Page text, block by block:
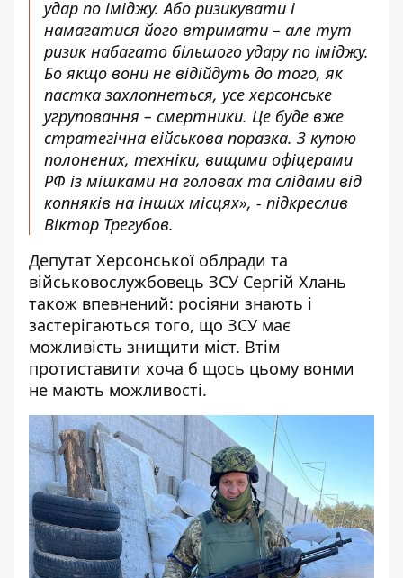
удар по іміджу. Або ризикувати і
намагатися його втримати – але тут
ризик набагато більшого удару по іміджу.
Бо якщо вони не відійдуть до того, як
пастка захлопнеться, усе херсонське
угруповання – смертники. Це буде вже
стратегічна військова поразка. З купою
полонених, техніки, вищими офіцерами
РФ із мішками на головах та слідами від
копняків на інших місцях», - підкреслив
Віктор Трегубов.
Депутат Херсонської облради та
військовослужбовець ЗСУ Сергій Хлань
також впевнений: росіяни знають і
застерігаються того, що ЗСУ має
можливість знищити міст. Втім
протиставити хоча б щось цьому вонми
не мають можливості.